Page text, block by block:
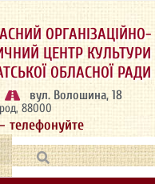
ОРГАНІЗАЦІЙНО-
ЦЕНТР КУЛЬТУРИ
ОБЛАСНОЇ РАДИ
вул. Волошина, 18
88000
телефонуйте